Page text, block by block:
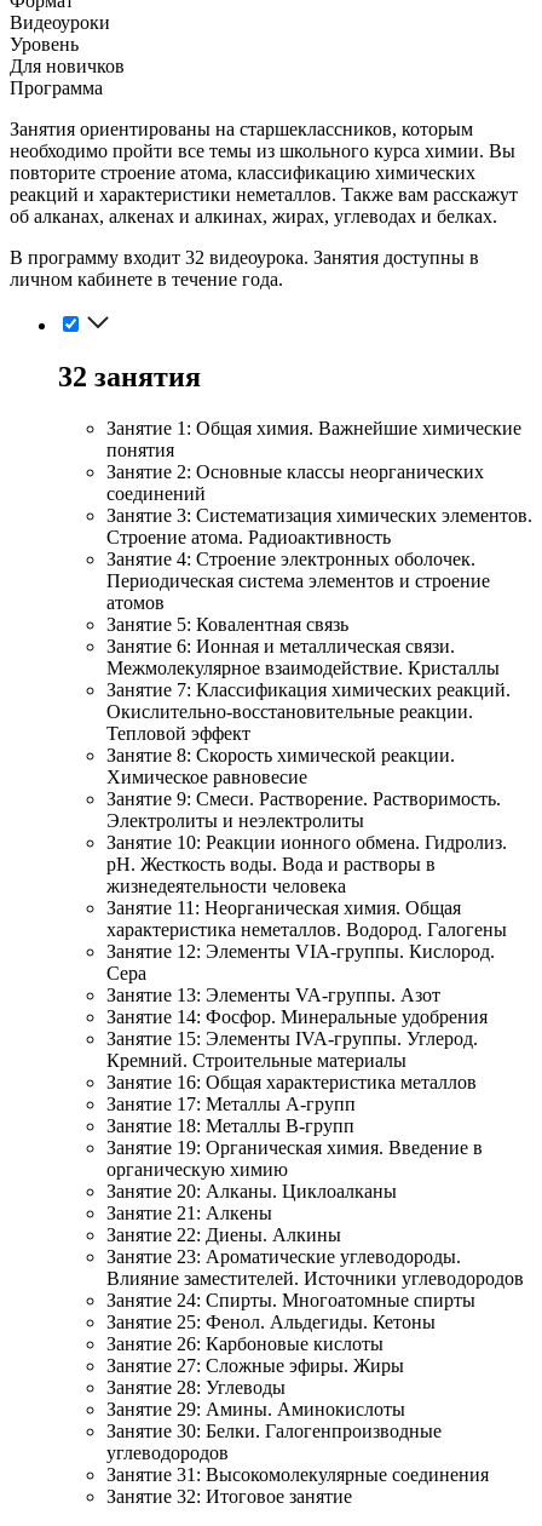
Видеоуроки
Уровень
Для новичков
Программа
Занятия ориентированы на старшеклассников, которым
необходимо пройти все темы из школьного курса химии. Вы
повторите строение атома, классификацию химических
реакций и характеристики неметаллов. Также вам расскажут
об алканах, алкенах и алкинах, жирах, углеводах и белках.
В программу входит 32 видеоурока. Занятия доступны в
личном кабинете в течение года.
32 занятия
Занятие 1: Общая химия. Важнейшие химические
понятия
Занятие 2: Основные классы неорганических
соединений
Занятие 3: Систематизация химических элементов.
Строение атома. Радиоактивность
Занятие 4: Строение электронных оболочек.
Периодическая система элементов и строение
атомов
Занятие 5: Ковалентная связь
Занятие 6: Ионная и металлическая связи.
Межмолекулярное взаимодействие. Кристаллы
Занятие 7: Классификация химических реакций.
Окислительно-восстановительные реакции.
Тепловой эффект
Занятие 8: Скорость химической реакции.
Химическое равновесие
Занятие 9: Смеси. Растворение. Растворимость.
Электролиты и неэлектролиты
Занятие 10: Реакции ионного обмена. Гидролиз.
pH. Жесткость воды. Вода и растворы в
жизнедеятельности человека
Занятие 11: Неорганическая химия. Общая
характеристика неметаллов. Водород. Галогены
Занятие 12: Элементы VIA-группы. Кислород.
Сера
Занятие 13: Элементы VA-группы. Азот
Занятие 14: Фосфор. Минеральные удобрения
Занятие 15: Элементы IVA-группы. Углерод.
Кремний. Строительные материалы
Занятие 16: Общая характеристика металлов
Занятие 17: Металлы А-групп
Занятие 18: Металлы В-групп
Занятие 19: Органическая химия. Введение в
органическую химию
Занятие 20: Алканы. Циклоалканы
Занятие 21: Алкены
Занятие 22: Диены. Алкины
Занятие 23: Ароматические углеводороды.
Влияние заместителей. Источники углеводородов
Занятие 24: Спирты. Многоатомные спирты
Занятие 25: Фенол. Альдегиды. Кетоны
Занятие 26: Карбоновые кислоты
Занятие 27: Сложные эфиры. Жиры
Занятие 28: Углеводы
Занятие 29: Амины. Аминокислоты
Занятие 30: Белки. Галогенпроизводные
углеводородов
Занятие 31: Высокомолекулярные соединения
Занятие 32: Итоговое занятие